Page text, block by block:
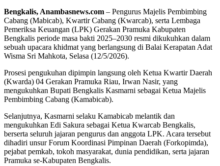
Bengkalis, Anambasnews.com – Pengurus Majelis Pembimbing
Cabang (Mabicab), Kwartir Cabang (Kwarcab), serta Lembaga
Pemeriksa Keuangan (LPK) Gerakan Pramuka Kabupaten
Bengkalis periode masa bakti 2025–2030 resmi dikukuhkan dalam
sebuah upacara khidmat yang berlangsung di Balai Kerapatan Adat
Wisma Sri Mahkota, Selasa (12/5/2026).
Prosesi pengukuhan dipimpin langsung oleh Ketua Kwartir Daerah
(Kwarda) 04 Gerakan Pramuka Riau, Irwan Nasir, yang
mengukuhkan Bupati Bengkalis Kasmarni sebagai Ketua Majelis
Pembimbing Cabang (Kamabicab).
Selanjutnya, Kasmarni selaku Kamabicab melantik dan
mengukuhkan Edi Sakura sebagai Ketua Kwarcab Bengkalis,
berserta seluruh jajaran pengurus dan anggota LPK. Acara tersebut
dihadiri unsur Forum Koordinasi Pimpinan Daerah (Forkopimda),
pejabat pemkab, tokoh masyarakat, dunia pendidikan, serta jajaran
Pramuka se-Kabupaten Bengkalis.